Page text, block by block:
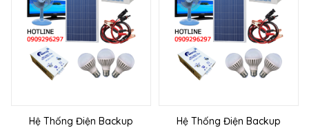
Hệ Thống Điện Backup
Hệ Thống Điện Backup